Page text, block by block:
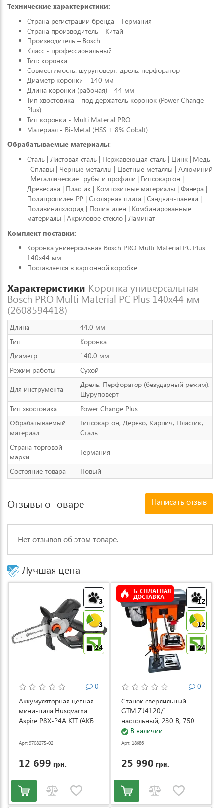
Технические характеристики:
Страна регистрации бренда – Германия
Страна производитель - Китай
Производитель – Bosch
Класс - профессиональный
Тип: коронка
Совместимость: шуруповерт, дрель, перфоратор
Диаметр коронки – 140 мм
Длина коронки (рабочая) – 44 мм
Тип хвостовика – под держатель коронок (Power Change
Plus)
Тип коронки - Multi Material PRO
Материал - Bi-Metal (HSS + 8% Cobalt)
Обрабатываемые материалы:
Сталь | Листовая сталь | Нержавеющая сталь | Цинк | Медь
| Сплавы | Черные металлы | Цветные металлы | Алюминий
| Металлические трубы и профили | Гипсокартон |
Древесина | Пластик | Композитные материалы | Фанера |
Полипропилен PP | Столярная плита | Сэндвич-панели |
Поливинилхлорид | Полиэтилен | Комбинированные
материалы | Акриловое стекло | Ламинат
Комплект поставки:
Коронка универсальная Bosch PRO Multi Material PC Plus
140x44 мм
Поставляется в картонной коробке
Характеристики Коронка универсальная
Bosch PRO Multi Material PC Plus 140x44 мм
(2608594418)
Длина
44.0 мм
Тип
Коронка
Диаметр
140.0 мм
Режим работы
Сухой
Для инструмента
Дрель, Перфоратор (безударный режим),
Шуруповерт
Тип хвостовика
Power Change Plus
Обрабатываемый
материал
Гипсокартон, Дерево, Кирпич, Пластик,
Сталь
Страна торговой
марки
Германия
Состояние товара Новый
Отзывы о товаре Написать отзыв
Нет отзывов об этом товаре.
Лучшая цена
3
3
24
0
Аккумуляторная цепная
мини-пила Husqvarna
Aspire P8X-P4A KIT (АКБ
Арт: 9708275-02
12 699 грн.
12
12
24
БЕСПЛАТНАЯ
ДОСТАВКА
0
Станок сверлильный
GTM ZJ4120/1
настольный, 230 В, 750
Вт (ZJ4120/1)
В наличии
Арт: 18686
25 990 грн.